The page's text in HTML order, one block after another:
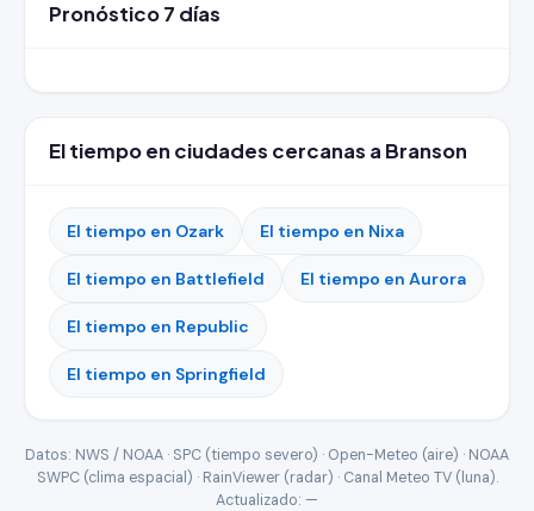
Pronóstico 7 días
El tiempo en ciudades cercanas a Branson
El tiempo en Ozark El tiempo en Nixa
El tiempo en Battlefield El tiempo en Aurora
El tiempo en Republic
El tiempo en Springfield
Datos: NWS / NOAA · SPC (tiempo severo) · Open-Meteo (aire) · NOAA
SWPC (clima espacial) · RainViewer (radar) · Canal Meteo TV (luna).
Actualizado: —